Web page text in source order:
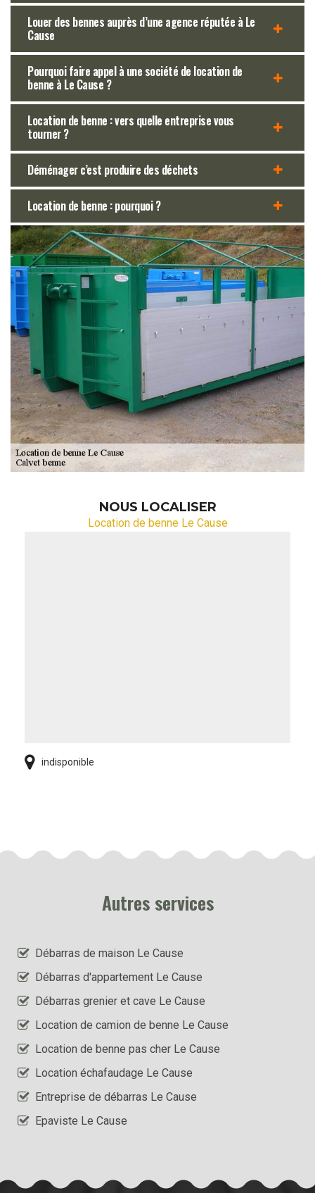
Louer des bennes auprès d’une agence réputée à Le
Cause
Pourquoi faire appel à une société de location de
benne à Le Cause ?
Location de benne : vers quelle entreprise vous
tourner ?
Déménager c’est produire des déchets
Location de benne : pourquoi ?
NOUS LOCALISER
Location de benne Le Cause
indisponible
Autres services
Débarras de maison Le Cause
Débarras d'appartement Le Cause
Débarras grenier et cave Le Cause
Location de camion de benne Le Cause
Location de benne pas cher Le Cause
Location échafaudage Le Cause
Entreprise de débarras Le Cause
Epaviste Le Cause